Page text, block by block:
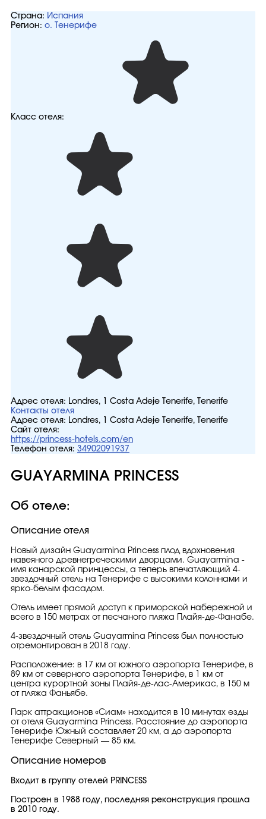
Страна: Испания
Регион: о. Тенерифе
Класс отеля:
Адрес отеля: Londres, 1 Costa Adeje Tenerife, Tenerife
Контакты отеля
Адрес отеля: Londres, 1 Costa Adeje Tenerife, Tenerife
Сайт отеля:
https://princess-hotels.com/en
Телефон отеля: 34902091937
GUAYARMINA PRINCESS
Об отеле:
Описание отеля
Новый дизайн Guayarmina Princess плод вдохновения
навеяного древнегреческими дворцами. Guayarmina -
имя канарской принцессы, а теперь впечатляющий 4-
звездочный отель на Тенерифе с высокими колоннами и
ярко-белым фасадом.
Отель имеет прямой доступ к приморской набережной и
всего в 150 метрах от песчаного пляжа Плайя-де-Фанабе.
4-звездочный отель Guayarmina Princess был полностью
отремонтирован в 2018 году.
Расположение: в 17 км от южного аэропорта Тенерифе, в
89 км от северного аэропорта Тенерифе, в 1 км от
центра курортной зоны Плайя-де-лас-Америкас, в 150 м
от пляжа Фаньябе.
Парк аттракционов «Сиам» находится в 10 минутах езды
от отеля Guayarmina Princess. Расстояние до аэропорта
Тенерифе Южный составляет 20 км, а до аэропорта
Тенерифе Северный — 85 км.
Описание номеров
Входит в группу отелей PRINCESS
Построен в 1988 году, последняя реконструкция прошла
в 2010 году.